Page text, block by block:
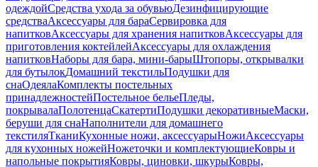
одеждойСредства ухода за обувьюДезинфицирующие
средстваАксессуары для бараСервировка для
напитковАксессуары для хранения напитковАксессуары для
приготовления коктейлейАксессуары для охлаждения
напитковНаборы для бара, мини-барыШтопоры, открывалки
для бутылокДомашний текстильПодушки для
снаОдеялаКомплекты постельных
принадлежностейПостельное бельеПледы,
покрывалаПолотенцаСкатертиПодушки декоративныеМаски,
беруши для снаНаполнители для домашнего
текстиляТканиКухонные ножи, аксессуарыНожиАксессуары
для кухонных ножейНожеточки и комплектующиеКовры и
напольные покрытияКовры, циновки, шкурыКовры,